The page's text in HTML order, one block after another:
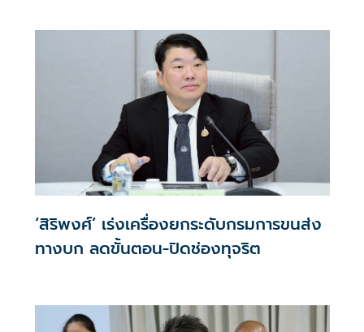
‘สิริพงศ์’ เร่งเครื่องยกระดับกรมการขนส่ง
ทางบก ลดขั้นตอน-ปิดช่องทุจริต